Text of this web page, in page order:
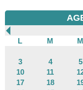
L
M M
3
4 5
10
11
17
18